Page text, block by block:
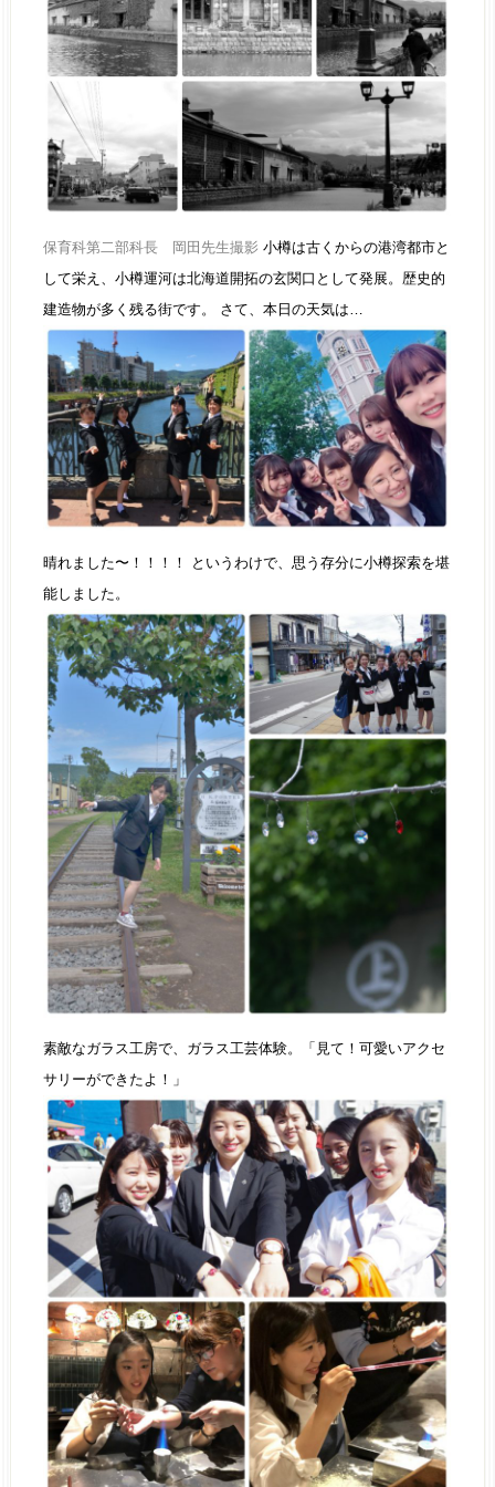
保育科第二部科長 岡田先生撮影 小樽は古くからの港湾都市と
して栄え、小樽運河は北海道開拓の玄関口として発展。歴史的
建造物が多く残る街です。 さて、本日の天気は…
晴れました〜！！！！ というわけで、思う存分に小樽探索を堪
能しました。
素敵なガラス工房で、ガラス工芸体験。「見て！可愛いアクセ
サリーができたよ！」